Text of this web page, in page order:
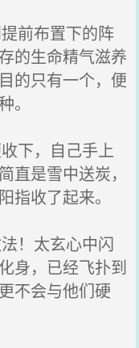
前布置下的阵
的生命精气滋养
的只有一个，便
。
下，自己手上
直是雪中送炭，
指收了起来。
！太玄心中闪
身，已经飞扑到
不会与他们硬